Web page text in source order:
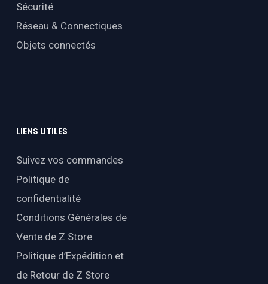
Sécurité
Réseau & Connectiques
Objets connectés
LIENS UTILES
Suivez vos commandes
Politique de
confidentialité
Conditions Générales de
Vente de Z Store
Politique d’Expédition et
de Retour de Z Store